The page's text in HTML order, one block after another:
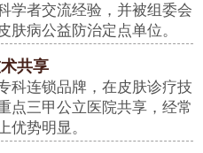
学者交流经验，并被组委会
肤病公益防治定点单位。
共享
科连锁品牌，在皮肤诊疗技
点三甲公立医院共享，经常
优势明显。